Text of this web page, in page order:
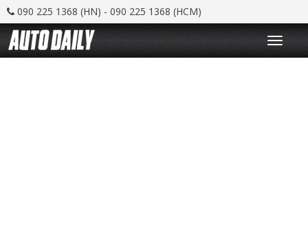
090 225 1368 (HN) - 090 225 1368 (HCM)
T
o
g